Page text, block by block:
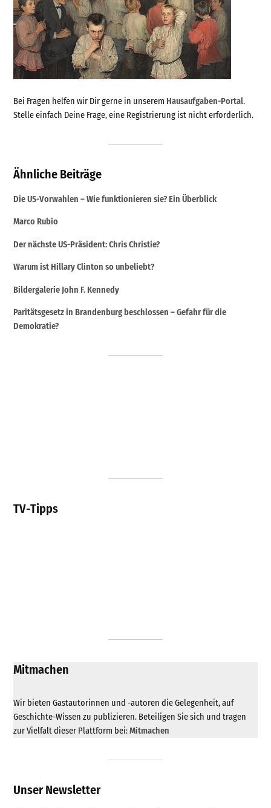
Bei Fragen helfen wir Dir gerne in unserem Hausaufgaben-Portal.
Stelle einfach Deine Frage, eine Registrierung ist nicht erforderlich.
Ähnliche Beiträge
Die US-Vorwahlen – Wie funktionieren sie? Ein Überblick
Marco Rubio
Der nächste US-Präsident: Chris Christie?
Warum ist Hillary Clinton so unbeliebt?
Bildergalerie John F. Kennedy
Paritätsgesetz in Brandenburg beschlossen – Gefahr für die
Demokratie?
TV-Tipps
Mitmachen
Wir bieten Gastautorinnen und -autoren die Gelegenheit, auf
Geschichte-Wissen zu publizieren. Beteiligen Sie sich und tragen
zur Vielfalt dieser Plattform bei:Mitmachen
Unser Newsletter